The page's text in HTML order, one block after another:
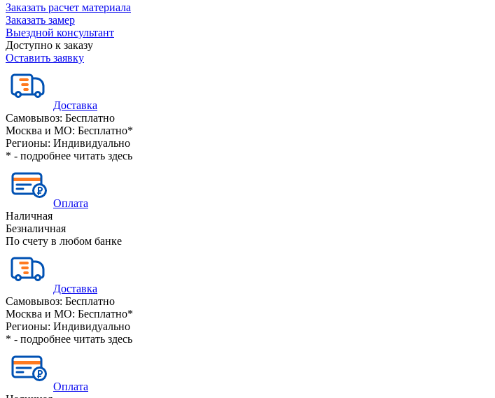
Заказать расчет материала
Заказать замер
Выездной консультант
Доступно к заказу
Оставить заявку
Доставка
Самовывоз: Бесплатно
Москва и МО: Бесплатно*
Регионы: Индивидуально
* - подробнее читать здесь
Оплата
Наличная
Безналичная
По счету в любом банке
Доставка
Самовывоз: Бесплатно
Москва и МО: Бесплатно*
Регионы: Индивидуально
* - подробнее читать здесь
Оплата